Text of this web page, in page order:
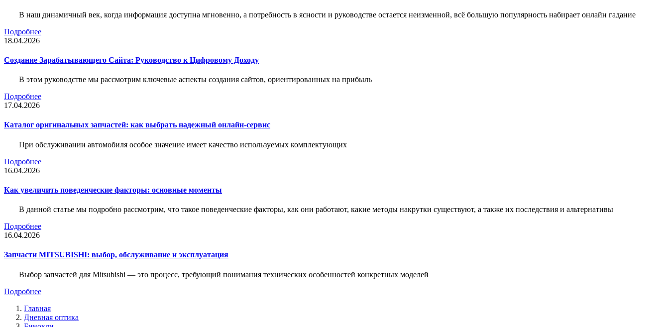
В наш динамичный век, когда информация доступна мгновенно, а потребность в ясности и руководстве остается неизменной, всё большую популярность набирает онлайн гадание
Подробнее
18.04.2026
Создание Зарабатывающего Сайта: Руководство к Цифровому Доходу
В этом руководстве мы рассмотрим ключевые аспекты создания сайтов, ориентированных на прибыль
Подробнее
17.04.2026
Каталог оригинальных запчастей: как выбрать надежный онлайн-сервис
При обслуживании автомобиля особое значение имеет качество используемых комплектующих
Подробнее
16.04.2026
Как увеличить поведенческие факторы: основные моменты
В данной статье мы подробно рассмотрим, что такое поведенческие факторы, как они работают, какие методы накрутки существуют, а также их последствия и альтернативы
Подробнее
16.04.2026
Запчасти MITSUBISHI: выбор, обслуживание и эксплуатация
Выбор запчастей для Mitsubishi — это процесс, требующий понимания технических особенностей конкретных моделей
Подробнее
Главная
Дневная оптика